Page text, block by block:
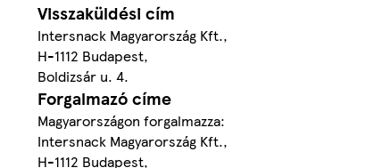
Visszaküldési cím
Intersnack Magyarország Kft.,
H-1112 Budapest,
Boldizsár u. 4.
Forgalmazó címe
Magyarországon forgalmazza:
Intersnack Magyarország Kft.,
H-1112 Budapest,